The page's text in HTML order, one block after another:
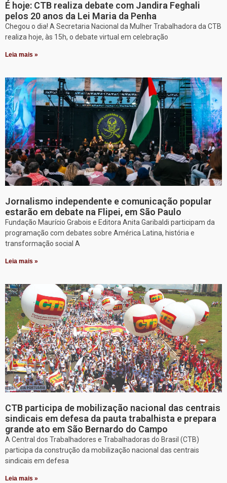
É hoje: CTB realiza debate com Jandira Feghali
pelos 20 anos da Lei Maria da Penha
Chegou o dia! A Secretaria Nacional da Mulher Trabalhadora da CTB
realiza hoje, às 15h, o debate virtual em celebração
Leia mais »
Jornalismo independente e comunicação popular
estarão em debate na Flipei, em São Paulo
Fundação Maurício Grabois e Editora Anita Garibaldi participam da
programação com debates sobre América Latina, história e
transformação social A
Leia mais »
CTB participa de mobilização nacional das centrais
sindicais em defesa da pauta trabalhista e prepara
grande ato em São Bernardo do Campo
A Central dos Trabalhadores e Trabalhadoras do Brasil (CTB)
participa da construção da mobilização nacional das centrais
sindicais em defesa
Leia mais »